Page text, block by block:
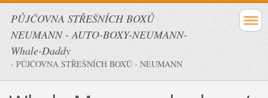
PŮJČOVNA STŘEŠNÍCH BOXŮ
NEUMANN - AUTO-BOXY-NEUMANN-
Whale-Daddy
- PŮJČOVNA STŘEŠNÍCH BOXŮ - NEUMANN